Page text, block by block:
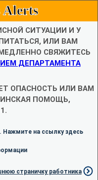
Alerts
СИТУАЦИИ И У
ИЛИ ВАМ
СВЯЖИТЕСЬ
ДЕПАРТАМЕНТА
ОПАСНОСТЬ ИЛИ ВАМ
ПОМОЩЬ,
на ссылку здесь
страничку работника